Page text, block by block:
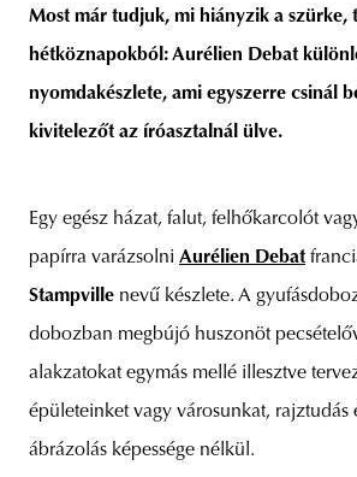
Most már tudjuk, mi hiányzik a szürke,
hétköznapokból: Aurélien Debat
nyomdakészlete, ami egyszerre csinál
kivitelezőt az íróasztalnál ülve.
Egy egész házat, falut, felhőkarcolót
papírra varázsolni Aurélien Debat
Stampville nevű készlete. A
dobozban megbújó huszonöt
alakzatokat egymás mellé illesztve
épületeinket vagy városunkat, rajztudás
ábrázolás képessége nélkül.